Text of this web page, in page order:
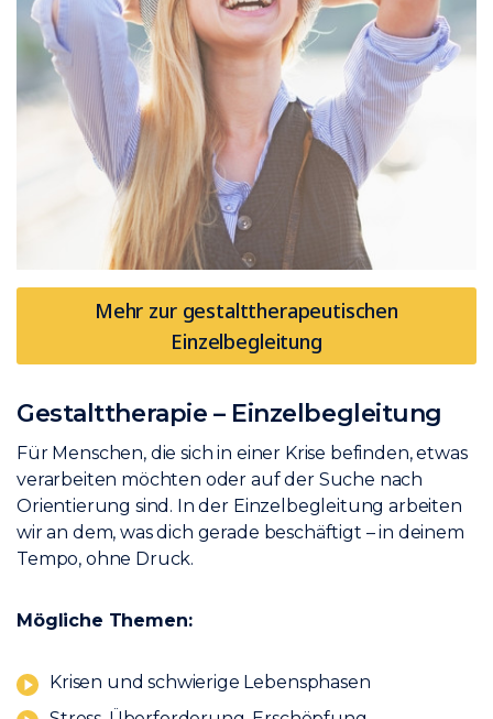
Mehr zur gestalttherapeutischen
Einzelbegleitung
Gestalttherapie – Einzelbegleitung
Für Menschen, die sich in einer Krise befinden, etwas
verarbeiten möchten oder auf der Suche nach
Orientierung sind. In der Einzelbegleitung arbeiten
wir an dem, was dich gerade beschäftigt – in deinem
Tempo, ohne Druck.
Mögliche Themen:
Krisen und schwierige Lebensphasen